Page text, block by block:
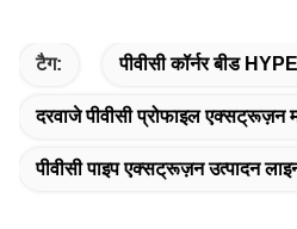
टैग: पीवीसी कॉर्नर बीड
दरवाजे पीवीसी प्रोफाइल एक्सट्रूज़न
पीवीसी पाइप एक्सट्रूज़न उत्पादन